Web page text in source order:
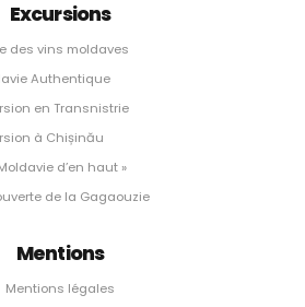
Excursions
des vins moldaves
Authentique
en Transnistrie
à Chișinău
d’en haut »
de la Gagaouzie
Mentions
Mentions légales